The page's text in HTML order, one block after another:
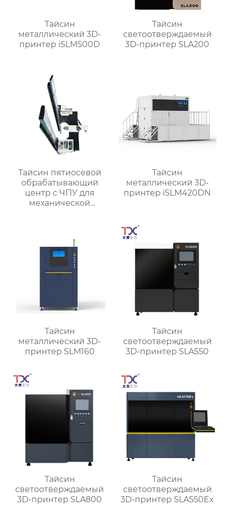
Тайсин
металлический 3D-
принтер iSLM500D
Тайсин
светоотверждаемый
3D-принтер SLA200
Тайсин пятиосевой
обрабатывающий
центр с ЧПУ для
механической
Тайсин
металлический 3D-
принтер iSLM420DN
Тайсин
металлический 3D-
принтер SLM160
Тайсин
светоотверждаемый
3D-принтер SLA550
Тайсин
светоотверждаемый
3D-принтер SLA800
Тайсин
светоотверждаемый
3D-принтер SLA550Ex